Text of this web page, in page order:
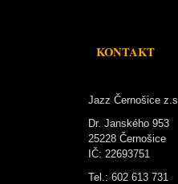
KONTAKT
Jazz Černošice z.s.
Dr. Janského 953
25228 Černošice
IČ: 22693751
Tel.: 602 613 731